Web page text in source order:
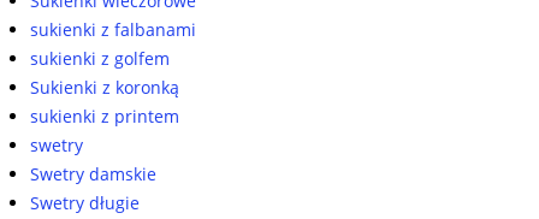
sukienki z falbanami
sukienki z golfem
Sukienki z koronką
sukienki z printem
swetry
Swetry damskie
Swetry długie